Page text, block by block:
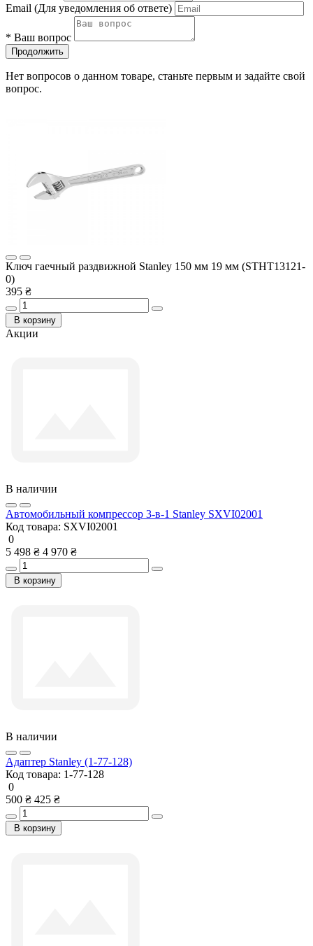
Email (Для уведомления об ответе)
* Ваш вопрос
Продолжить
Нет вопросов о данном товаре, станьте первым и задайте свой
вопрос.
Ключ гаечный раздвижной Stanley 150 мм 19 мм (STHT13121-
0)
395 ₴
В корзину
Акции
В наличии
Автомобильный компрессор 3-в-1 Stanley SXVI02001
Код товара: SXVI02001
0
5 498 ₴ 4 970 ₴
В корзину
В наличии
Адаптер Stanley (1-77-128)
Код товара: 1-77-128
0
500 ₴ 425 ₴
В корзину